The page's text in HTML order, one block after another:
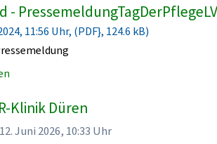
-
11:56 Uhr, (PDF}, 124.6 kB)
Klinik Düren
Juni 2026, 10:33 Uhr